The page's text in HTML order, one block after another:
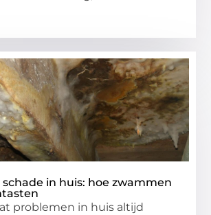
in huis: hoe zwammen
problemen in huis altijd